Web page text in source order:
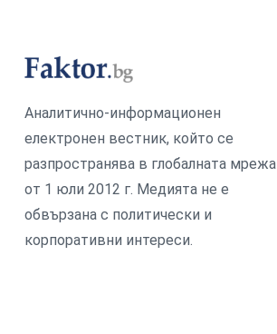
Аналитично-информационен
електронен вестник, който се
разпространява в глобалната мрежа
от 1 юли 2012 г. Медията не е
обвързана с политически и
корпоративни интереси.